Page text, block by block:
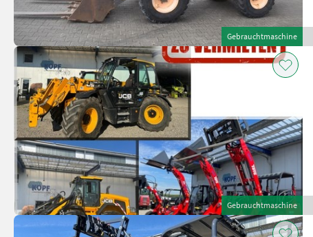
Gebrauchtmaschine
Gebrauchtmaschine